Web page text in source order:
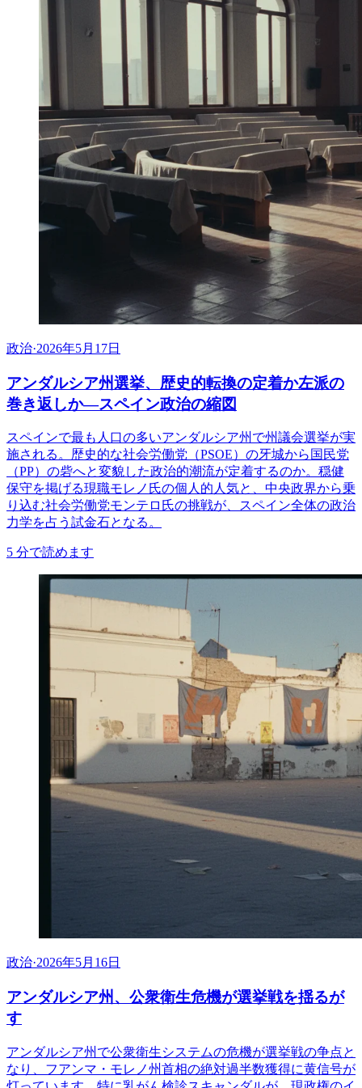
政治·2026年5月17日
アンダルシア州選挙、歴史的転換の定着か左派の
巻き返しか―スペイン政治の縮図
スペインで最も人口の多いアンダルシア州で州議会選挙が実
施される。歴史的な社会労働党（PSOE）の牙城から国民党
（PP）の砦へと変貌した政治的潮流が定着するのか。穏健
保守を掲げる現職モレノ氏の個人的人気と、中央政界から乗
り込む社会労働党モンテロ氏の挑戦が、スペイン全体の政治
力学を占う試金石となる。
5 分で読めます
政治·2026年5月16日
アンダルシア州、公衆衛生危機が選挙戦を揺るが
す
アンダルシア州で公衆衛生システムの危機が選挙戦の争点と
なり、フアンマ・モレノ州首相の絶対過半数獲得に黄信号が